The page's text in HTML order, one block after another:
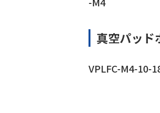
真空パッド
VPLFC-M4-10-